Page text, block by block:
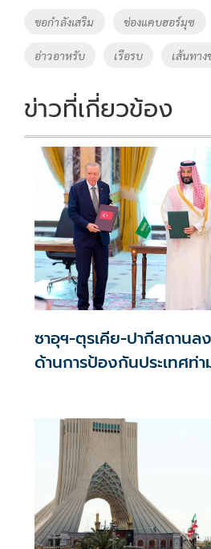
o
k
Li
n
k
Tags
ขอกำลังเสริม ช่องแคบฮอร์มุซ
อ่าวอาหรับ เรือรบ เส้นทา
ข่าวที่เกี่ยวข้อง
ซาอุฯ-ตุรเคีย-ปากีสถาน
ด้านการป้องกันประเทศท่